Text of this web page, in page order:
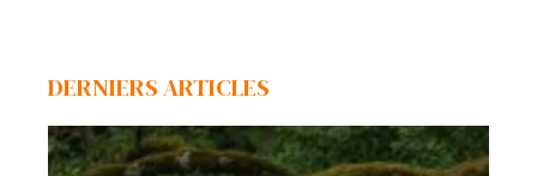
DERNIERS ARTICLES